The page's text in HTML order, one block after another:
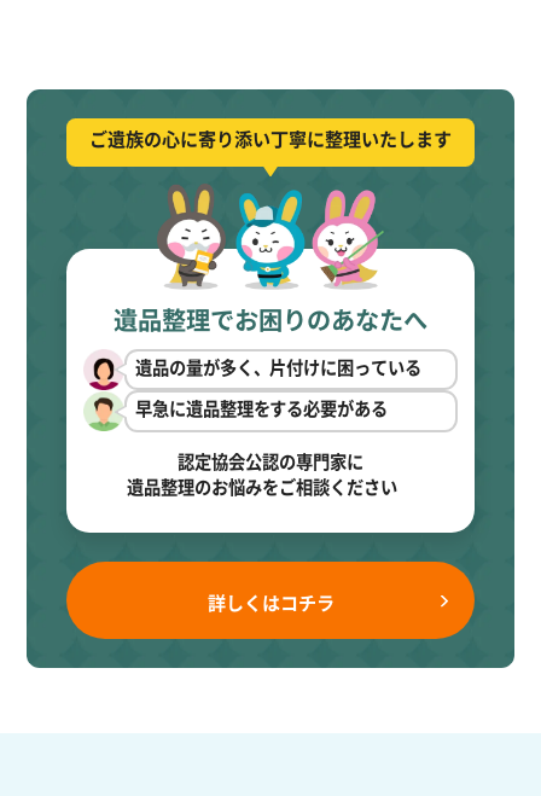
ご遺族の心に寄り添い丁寧に整理いたします
遺品整理でお困りのあなたへ
遺品の量が多く、片付けに困っている
早急に遺品整理をする必要がある
認定協会公認の専門家に
遺品整理のお悩みをご相談ください
詳しくはコチラ